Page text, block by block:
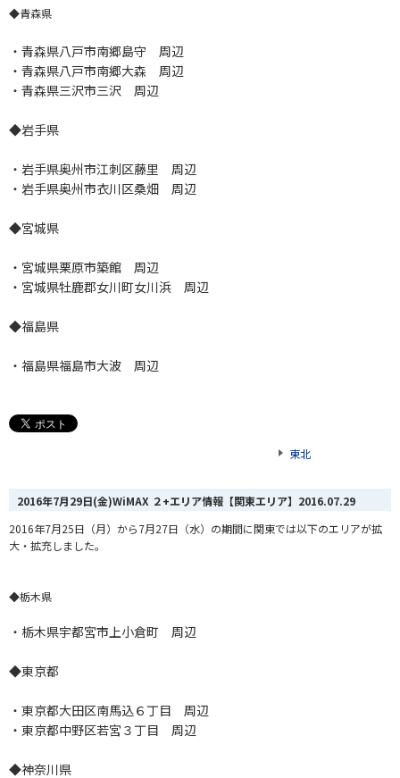
◆青森県
・青森県八戸市南郷島守 周辺
・青森県八戸市南郷大森 周辺
・青森県三沢市三沢 周辺
◆岩手県
・岩手県奥州市江刺区藤里 周辺
・岩手県奥州市衣川区桑畑 周辺
◆宮城県
・宮城県栗原市築館 周辺
・宮城県牡鹿郡女川町女川浜 周辺
◆福島県
・福島県福島市大波 周辺
東北
2016年7月29日(金)WiMAX ２+エリア情報【関東エリア】 2016.07.29
2016年7月25日（月）から7月27日（水）の期間に関東では以下のエリアが拡
大・拡充しました。
◆栃木県
・栃木県宇都宮市上小倉町 周辺
◆東京都
・東京都大田区南馬込６丁目 周辺
・東京都中野区若宮３丁目 周辺
◆神奈川県